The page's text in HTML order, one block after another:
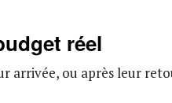
réel
ou après leur